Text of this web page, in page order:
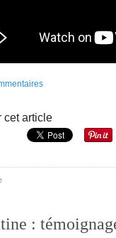
cet article
: